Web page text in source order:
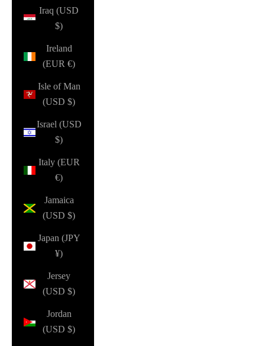
Iraq (USD
$)
Ireland
(EUR €)
Isle of Man
(USD $)
Israel (USD
$)
Italy (EUR
€)
Jamaica
(USD $)
Japan (JPY
¥)
Jersey
(USD $)
Jordan
(USD $)